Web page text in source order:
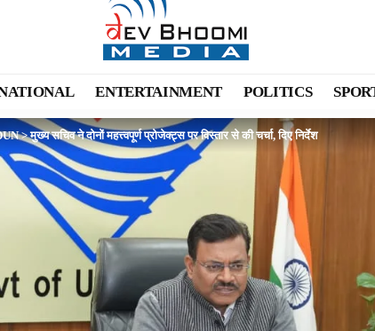
ENTERTAINMENT POLITICS
>मुख्य सचिव ने दोनों महत्त्वपूर्ण प्रोजेक्ट्स पर विस्तार से की चर्चा, दिए निर्देश